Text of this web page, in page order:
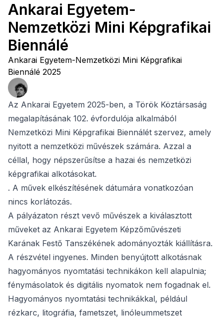
Ankarai Egyetem-
Nemzetközi Mini Képgrafikai
Biennálé
Ankarai Egyetem-Nemzetközi Mini Képgrafikai
Biennálé 2025
Az Ankarai Egyetem 2025-ben, a Török Köztársaság
megalapításának 102. évfordulója alkalmából
Nemzetközi Mini Képgrafikai Biennálét szervez, amely
nyitott a nemzetközi művészek számára. Azzal a
céllal, hogy népszerűsítse a hazai és nemzetközi
képgrafikai alkotásokat.
. A művek elkészítésének dátumára vonatkozóan
nincs korlátozás.
A pályázaton részt vevő művészek a kiválasztott
műveket az Ankarai Egyetem Képzőművészeti
Karának Festő Tanszékének adományozták kiállításra.
A részvétel ingyenes. Minden benyújtott alkotásnak
hagyományos nyomtatási technikákon kell alapulnia;
fénymásolatok és digitális nyomatok nem fogadnak el.
Hagyományos nyomtatási technikákkal, például
rézkarc, litográfia, fametszet, linóleummetszet